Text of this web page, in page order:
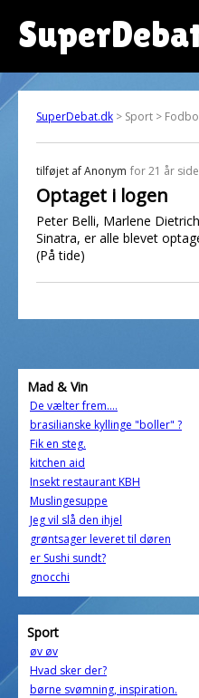
SuperDebat.dk > Sport >
tilføjet afAnonym for 21 år
Optaget i logen
Peter Belli, Marlene
Sinatra, er alle blevet
(På tide)
Mad & Vin
De vælter frem....
brasilianske kyllinge "boller" ?
Fik en steg.
kitchen aid
Insekt restaurant KBH
Muslingesuppe
Jeg vil slå den ihjel
grøntsager leveret til døren
er Sushi sundt?
gnocchi
Sport
øv øv
Hvad sker der?
børne svømning, inspiration.